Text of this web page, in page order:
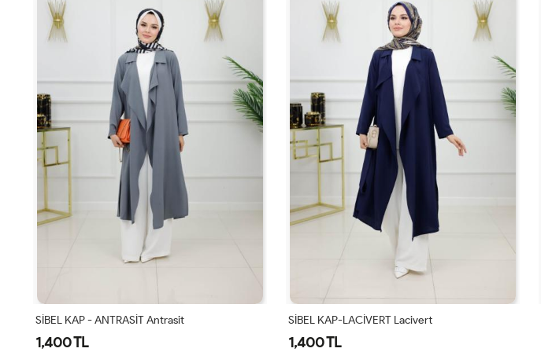
SİBEL KAP - ANTRASİT Antrasit
1,400 TL
SİBEL KAP-LACİVERT Lacivert
1,400 TL